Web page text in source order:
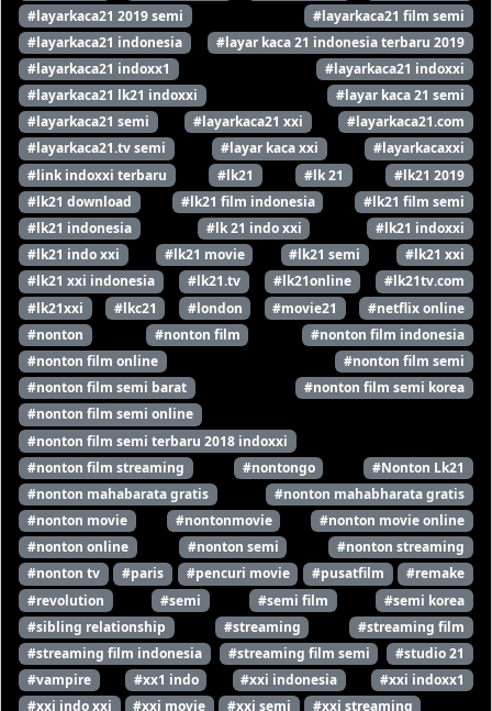
#layarkaca21 2019 semi
#layarkaca21 film semi
#layarkaca21 indonesia
#layar kaca 21 indonesia terbaru 2019
#layarkaca21 indoxx1
#layarkaca21 indoxxi
#layarkaca21 lk21 indoxxi
#layar kaca 21 semi
#layarkaca21 semi
#layarkaca21 xxi
#layarkaca21.com
#layarkaca21.tv semi
#layar kaca xxi
#layarkacaxxi
#link indoxxi terbaru
#lk21 #lk 21
#lk21 2019
#lk21 download
#lk21 film indonesia
#lk21 film semi
#lk21 indonesia
#lk 21 indo xxi
#lk21 indoxxi
#lk21 indo xxi
#lk21 movie #lk21 semi
#lk21 xxi
#lk21 xxi indonesia
#lk21.tv #lk21online
#lk21tv.com
#lk21xxi
#lkc21 #london #movie21
#netflix online
#nonton
#nonton film
#nonton film indonesia
#nonton film online
#nonton film semi
#nonton film semi barat
#nonton film semi korea
#nonton film semi online
#nonton film semi terbaru 2018 indoxxi
#nonton film streaming
#nontongo
#Nonton Lk21
#nonton mahabarata gratis
#nonton mahabharata gratis
#nonton movie
#nontonmovie
#nonton movie online
#nonton online
#nonton semi
#nonton streaming
#nonton tv
#paris #pencuri movie #pusatfilm
#remake
#revolution
#semi #semi film
#semi korea
#sibling relationship
#streaming
#streaming film
#streaming film indonesia
#streaming film semi
#studio 21
#vampire
#xx1 indo #xxi indonesia
#xxi indoxx1
#xxi indo xxi
#xxi movie #xxi semi #xxi streaming